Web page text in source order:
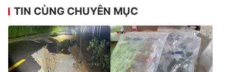
TIN CÙNG CHUYÊN MỤC